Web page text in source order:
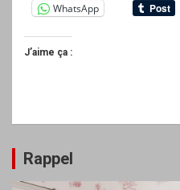
WhatsApp
J’aime ça :
Rappel